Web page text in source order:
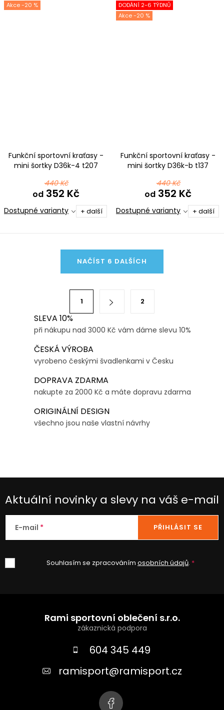
-20 %
Funkční sportovní kraťasy -
mini šortky D36k-4 t207
440 Kč
od 352 Kč
Dostupné varianty + další
DODÁNÍ 2-6 TÝDNŮ
-20 %
Funkční sportovní kraťasy -
mini šortky D36k-b t137
440 Kč
od 352 Kč
Dostupné varianty + další
s
NAČÍST 6 DALŠÍCH
1 2
SLEVA 10%
při nákupu nad 3000 Kč vám dáme slevu 10%
ČESKÁ VÝROBA
vyrobeno českými švadlenkami v Česku
DOPRAVA ZDARMA
nakupte za 2000 Kč a máte dopravu zdarma
ORIGINÁLNÍ DESIGN
všechno jsou naše vlastní návrhy
Aktuální novinky a slevy na váš e-mail
E-mail
Souhlasím se zpracováním osobních údajů.
PŘIHLÁSIT SE
Rami sportovní oblečení s.r.o.
604 345 449
ramisport@ramisport.cz